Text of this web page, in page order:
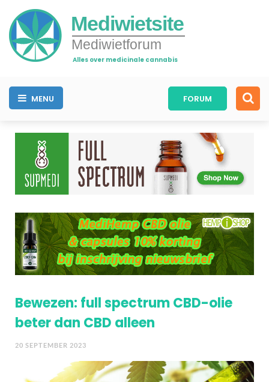
Mediwietsite
Mediwietforum
Alles over medicinale cannabis
MENU FORUM
Bewezen: full spectrum CBD-olie
beter dan CBD alleen
20 SEPTEMBER 2023